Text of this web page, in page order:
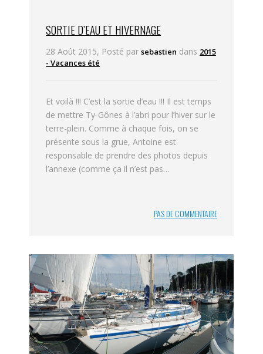
SORTIE D’EAU ET HIVERNAGE
28 Août 2015, Posté par sebastien dans 2015
- Vacances été
Et voilà !!! C’est la sortie d’eau !!! Il est temps
de mettre Ty-Gônes à l’abri pour l’hiver sur le
terre-plein. Comme à chaque fois, on se
présente sous la grue, Antoine est
responsable de prendre des photos depuis
l’annexe (comme ça il n’est pas…
PAS DE COMMENTAIRE